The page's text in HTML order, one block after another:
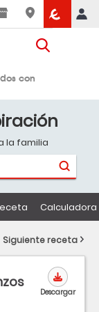
con
la familia
Descargar
Siguiente receta